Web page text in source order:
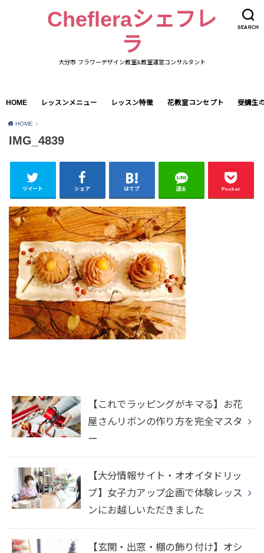
SEARCH
Chefleraシェフレ
ラ
大分市 フラワーデザイン教室&教室運営コンサルタント
HOME レッスンメニュー レッスン特徴 花教室コンセプト 受講生
HOME
IMG_4839
ツイート シェア はてブ 送る Pocket
【これでラッピングがキマる】お花
屋さんリボンの作り方を完全マスタ
ー
【大分情報サイト・オオイタドリッ
プ】女子力アップ企画で体験レッス
ンにお越しいただきました
【玄関・出窓・棚の飾り付け】オシ